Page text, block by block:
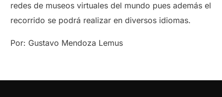
redes de museos virtuales del mundo pues además el
recorrido se podrá realizar en diversos idiomas.
Por: Gustavo Mendoza Lemus